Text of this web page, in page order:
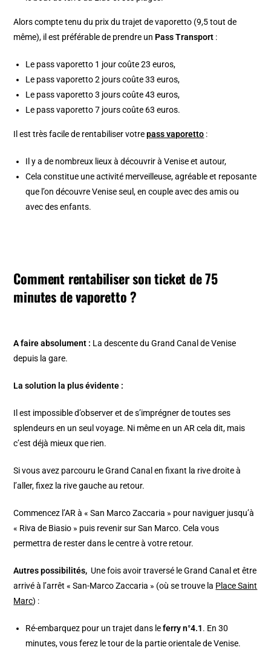
Alors compte tenu du prix du trajet de vaporetto (9,5 tout de
même), il est préférable de prendre un Pass Transport :
Le pass vaporetto 1 jour coûte 23 euros,
Le pass vaporetto 2 jours coûte 33 euros,
Le pass vaporetto 3 jours coûte 43 euros,
Le pass vaporetto 7 jours coûte 63 euros.
Il est très facile de rentabiliser votrepass vaporetto :
Il y a de nombreux lieux à découvrir à Venise et autour,
Cela constitue une activité merveilleuse, agréable et reposante
que l’on découvre Venise seul, en couple avec des amis ou
avec des enfants.
Comment rentabiliser son ticket de 75
minutes de vaporetto ?
A faire absolument : La descente du Grand Canal de Venise
depuis la gare.
La solution la plus évidente :
Il est impossible d’observer et de s’imprégner de toutes ses
splendeurs en un seul voyage. Ni même en un AR cela dit, mais
c’est déjà mieux que rien.
Si vous avez parcouru le Grand Canal en fixant la rive droite à
l’aller, fixez la rive gauche au retour.
Commencez l’AR à « San Marco Zaccaria » pour naviguer jusqu’à
« Riva de Biasio » puis revenir sur San Marco. Cela vous
permettra de rester dans le centre à votre retour.
Autres possibilités, Une fois avoir traversé le Grand Canal et être
arrivé à l’arrêt « San-Marco Zaccaria » (où se trouve la Place Saint
Marc) :
Ré-embarquez pour un trajet dans leferry n°4.1. En 30
minutes, vous ferez le tour de la partie orientale de Venise.